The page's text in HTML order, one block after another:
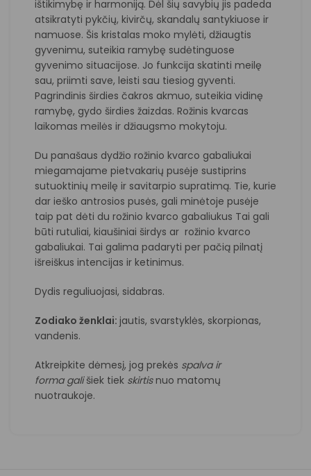
ištikimybę ir harmoniją. Dėl šių savybių jis padeda
atsikratyti pykčių, kivirčų, skandalų santykiuose ir
namuose. Šis kristalas moko mylėti, džiaugtis
gyvenimu, suteikia ramybę sudėtinguose
gyvenimo situacijose. Jo funkcija skatinti meilę
sau, priimti save, leisti sau tiesiog gyventi.
Pagrindinis širdies čakros akmuo, suteikia vidinę
ramybę, gydo širdies žaizdas. Rožinis kvarcas
laikomas meilės ir džiaugsmo mokytoju.
Du panašaus dydžio rožinio kvarco gabaliukai
miegamajame pietvakarių pusėje sustiprins
sutuoktinių meilę ir savitarpio supratimą. Tie, kurie
dar ieško antrosios pusės, gali minėtoje pusėje
taip pat dėti du rožinio kvarco gabaliukus Tai gali
būti rutuliai, kiaušiniai širdys ar rožinio kvarco
gabaliukai. Tai galima padaryti per pačią pilnatį
išreiškus intencijas ir ketinimus.
Dydis reguliuojasi, sidabras.
Zodiako ženklai: jautis, svarstyklės, skorpionas,
vandenis.
Atkreipkite dėmesį, jog prekės spalva ir
forma gališiek tiek skirtisnuo matomų
nuotraukoje.